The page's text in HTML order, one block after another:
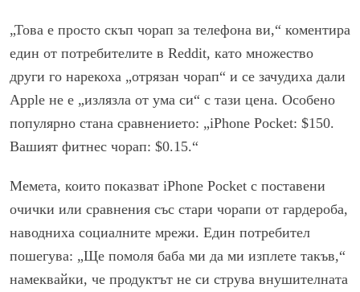
„Това е просто скъп чорап за телефона ви,“ коментира
един от потребителите в Reddit, като множество
други го нарекоха „отрязан чорап“ и се зачудиха дали
Apple не е „излязла от ума си“ с тази цена. Особено
популярно стана сравнението: „iPhone Pocket: $150.
Вашият фитнес чорап: $0.15.“
Мемета, които показват iPhone Pocket с поставени
очички или сравнения със стари чорапи от гардероба,
наводниха социалните мрежи. Един потребител
пошегува: „Ще помоля баба ми да ми изплете такъв,“
намеквайки, че продуктът не си струва внушителната